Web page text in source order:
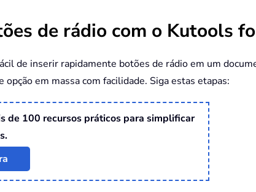
de rádio com o Kutools
de inserir rapidamente botões de rádio em um
em massa com facilidade. Siga estas etapas:
de 100 recursos práticos para simplificar